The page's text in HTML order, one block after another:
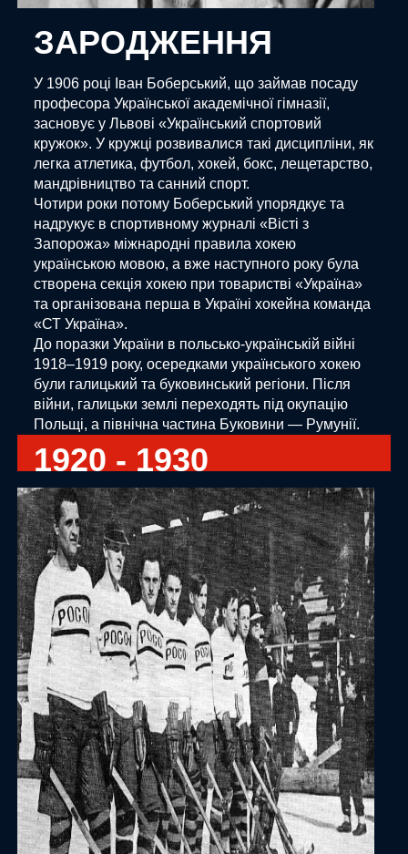
ЗАРОДЖЕННЯ
У 1906 році Іван Боберський, що займав посаду
професора Української академічної гімназії,
засновує у Львові «Український спортовий
кружок». У кружці розвивалися такі дисципліни, як
легка атлетика, футбол, хокей, бокс, лещетарство,
мандрівництво та санний спорт.
Чотири роки потому Боберський упорядкує та
надрукує в спортивному журналі «Вісті з
Запорожа» міжнародні правила хокею
українською мовою, а вже наступного року була
створена секція хокею при товаристві «Україна»
та організована перша в Україні хокейна команда
«СТ Україна».
До поразки України в польсько-українській війні
1918–1919 року, осередками українського хокею
були галицький та буковинський регіони. Після
війни, галицьки землі переходять під окупацію
Польщі, а північна частина Буковини — Румунії.
1920 - 1930